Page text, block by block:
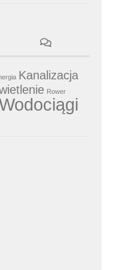
Kanalizacja
Rower